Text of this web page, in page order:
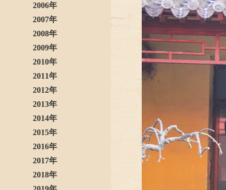
2006年
2007年
2008年
2009年
2010年
2011年
2012年
2013年
2014年
2015年
2016年
2017年
2018年